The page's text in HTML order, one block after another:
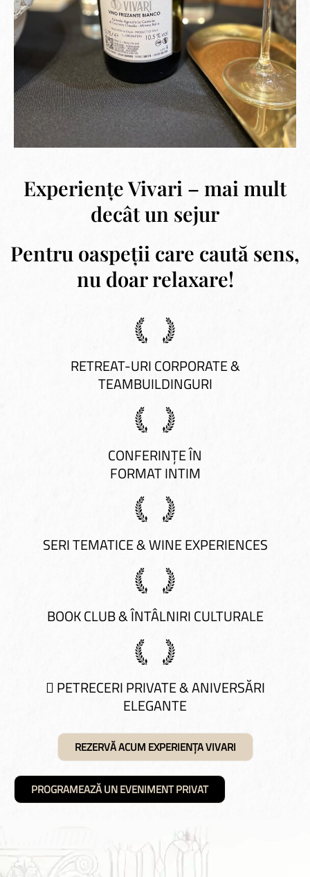
Experiențe Vivari – mai mult
decât un sejur
Pentru oaspeții care caută sens,
nu doar relaxare!
RETREAT-URI CORPORATE &
TEAMBUILDINGURI
CONFERINȚE ÎN
FORMAT INTIM
SERI TEMATICE & WINE EXPERIENCES
BOOK CLUB & ÎNTÂLNIRI CULTURALE
 PETRECERI PRIVATE & ANIVERSĂRI
ELEGANTE
REZERVĂ ACUM EXPERIENȚA VIVARI
PROGRAMEAZĂ UN EVENIMENT PRIVAT